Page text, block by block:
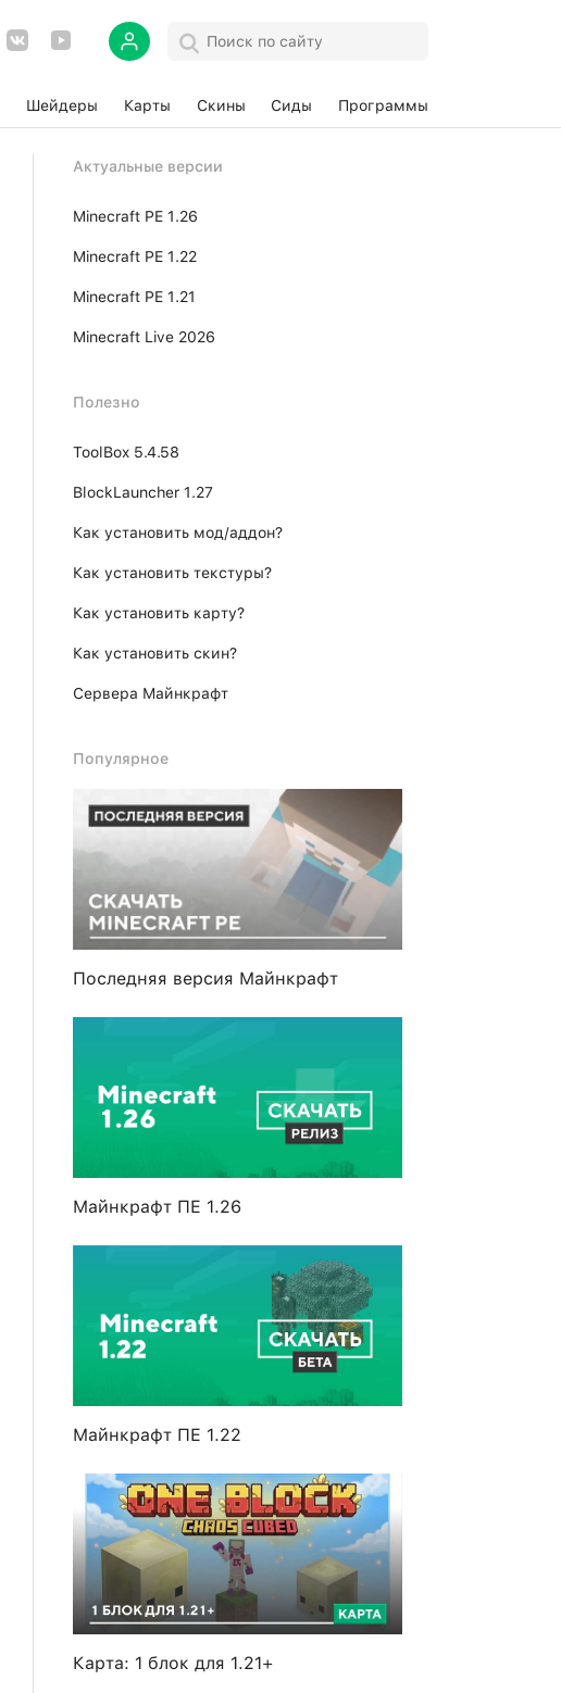
Шейдеры Карты Скины Сиды Программы
Актуальные версии
Minecraft PE 1.26
Minecraft PE 1.22
Minecraft PE 1.21
Minecraft Live 2026
Полезно
ToolBox 5.4.58
BlockLauncher 1.27
Как установить мод/аддон?
Как установить текстуры?
Как установить карту?
Как установить скин?
Сервера Майнкрафт
Популярное
Последняя версия Майнкрафт
Майнкрафт ПЕ 1.26
Майнкрафт ПЕ 1.22
Карта: 1 блок для 1.21+